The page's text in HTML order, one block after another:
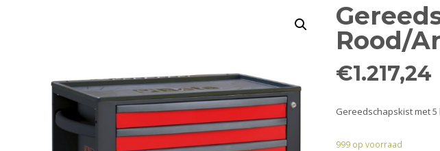
Originele BTC-onderdelen
Originele Kymco-onderdelen
Rood/
€1.217,24
Gereedschapskist met
999 op voorraad